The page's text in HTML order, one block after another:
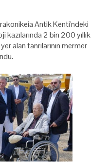
Antik Kenti'ndeki
2 bin 200 yıllık
alan tanrılarının mermer